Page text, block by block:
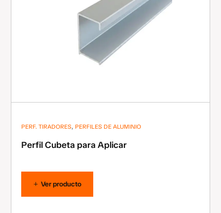
PERF. TIRADORES, PERFILES DE ALUMINIO
Perfil Cubeta para Aplicar
Ver producto